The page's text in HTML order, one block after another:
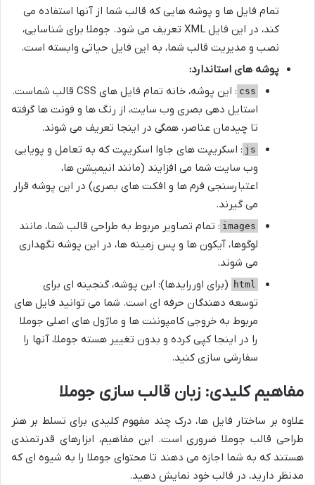
تمام فایل ها و پوشه هایی که قالب شما از آنها استفاده می
کند، در این فایل XML تعریف می شود. جوملا برای شناسایی،
نصب و مدیریت قالب شما، به این فایل حیاتی وابسته است.
پوشه های استاندارد:
css
: این پوشه، خانه تمام فایل های CSS قالب شماست.
استایل دهی بصری وب سایت، از رنگ ها و فونت ها گرفته
تا چیدمان عناصر، همگی در اینجا تعریف می شوند.
js : اسکریپت های جاوا اسکریپت که به تعامل و پویایی
وب سایت شما می افزایند (مانند انیمیشن ها،
اعتبارسنجی فرم ها و افکت های بصری) در این پوشه قرار
می گیرند.
images : تمام تصاویر مربوط به طراحی قالب شما، مانند
لوگوها، آیکون ها و پس زمینه ها، در این پوشه نگهداری
می شوند.
html
(برای اوررایدها): این پوشه، گنجینه ای برای
توسعه دهندگان حرفه ای است. شما می توانید فایل های
مربوط به خروجی کامپوننت ها و ماژول های اصلی جوملا
را در اینجا کپی کرده و بدون تغییر هسته جوملا، آنها را
سفارشی سازی کنید.
مفاهیم کلیدی: زبان قالب سازی جوملا
علاوه بر ساختار فایل ها، درک چند مفهوم کلیدی برای تسلط بر هنر
طراحی قالب جوملا ضروری است. این مفاهیم، ابزارهای قدرتمندی
هستند که به شما اجازه می دهند تا محتوای جوملا را به شیوه ای که
مدنظر دارید، در قالب خود نمایش دهید.